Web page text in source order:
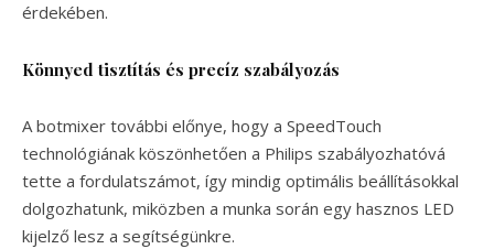
érdekében.
Könnyed tisztítás és precíz szabályozás
A botmixer további előnye, hogy a SpeedTouch
technológiának köszönhetően a Philips szabályozhatóvá
tette a fordulatszámot, így mindig optimális beállításokkal
dolgozhatunk, miközben a munka során egy hasznos LED
kijelző lesz a segítségünkre.